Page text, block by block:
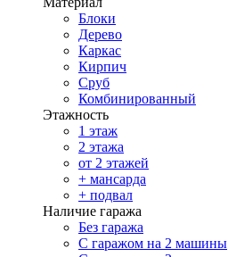
Блоки
Дерево
Каркас
Кирпич
Сруб
Комбинированный
Этажность
1 этаж
2 этажа
от 2 этажей
+ мансарда
+ подвал
Наличие гаража
Без гаража
С гаражом на 2 машины